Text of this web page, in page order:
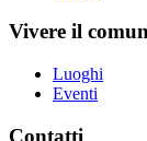
Vivere il
Luoghi
Eventi
Contatti